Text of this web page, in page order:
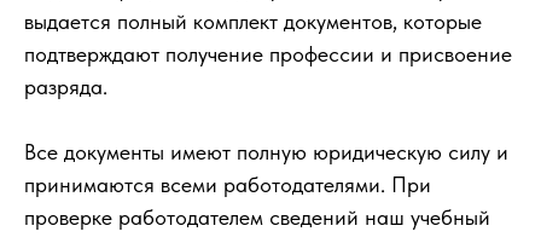
выдается полный комплект документов, которые
подтверждают получение профессии и присвоение
разряда.
Все документы имеют полную юридическую силу и
принимаются всеми работодателями. При
проверке работодателем сведений наш учебный